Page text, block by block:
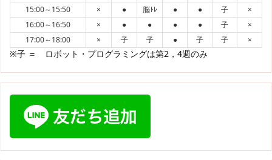
15:00～15:50
× ● 脳ﾄﾚ ● ● 子
×
16:00～16:50
× ● ● ● ● 子
×
17:00～18:00
× 子 子 ● 子 子 ×
※子 ＝ ロボット・プログラミングは第2，4週のみ